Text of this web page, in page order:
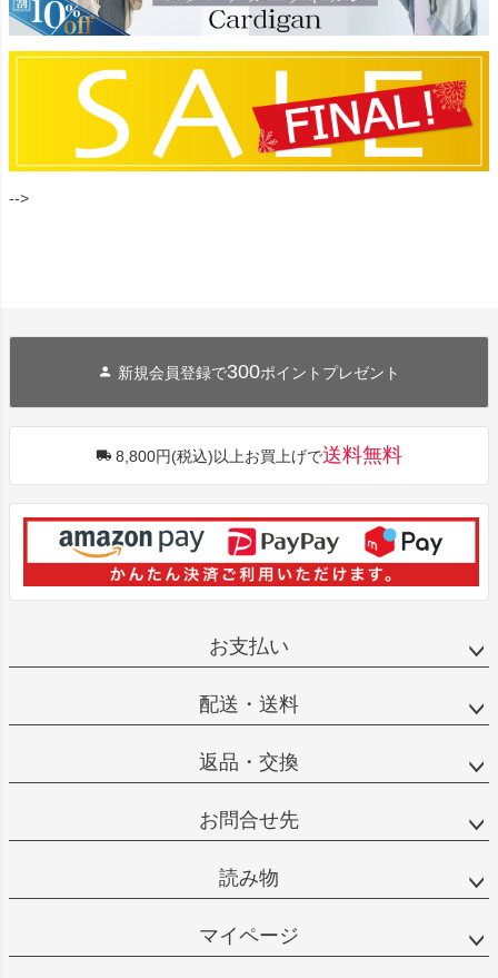
-->
新規会員登録で300ポイントプレゼント
8,800円(税込)以上お買上げで送料無料
お支払い
配送・送料
返品・交換
お問合せ先
読み物
マイページ